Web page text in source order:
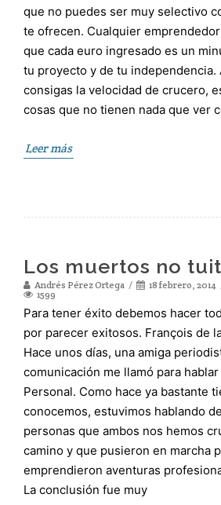
que no puedes ser muy selectivo
te ofrecen. Cualquier
que cada euro ingresado es un
tu proyecto y de tu independencia.
consigas la velocidad de crucero,
cosas que no tienen nada que ver
Leer más
Los muertos no
Andrés Pérez Ortega 18 febrero, 2014
1599
Para tener éxito debemos hacer
por parecer exitosos. François de
Hace unos días, una amiga
comunicación me llamó para
Personal. Como hace ya bastante
conocemos, estuvimos hablando
personas que ambos nos hemos
camino y que pusieron en marcha
emprendieron aventuras
La conclusión fue muy